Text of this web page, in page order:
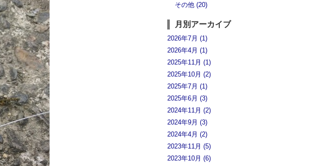
その他 (20)
月別アーカイブ
2026年7月 (1)
2026年4月 (1)
2025年11月 (1)
2025年10月 (2)
2025年7月 (1)
2025年6月 (3)
2024年11月 (2)
2024年9月 (3)
2024年4月 (2)
2023年11月 (5)
2023年10月 (6)